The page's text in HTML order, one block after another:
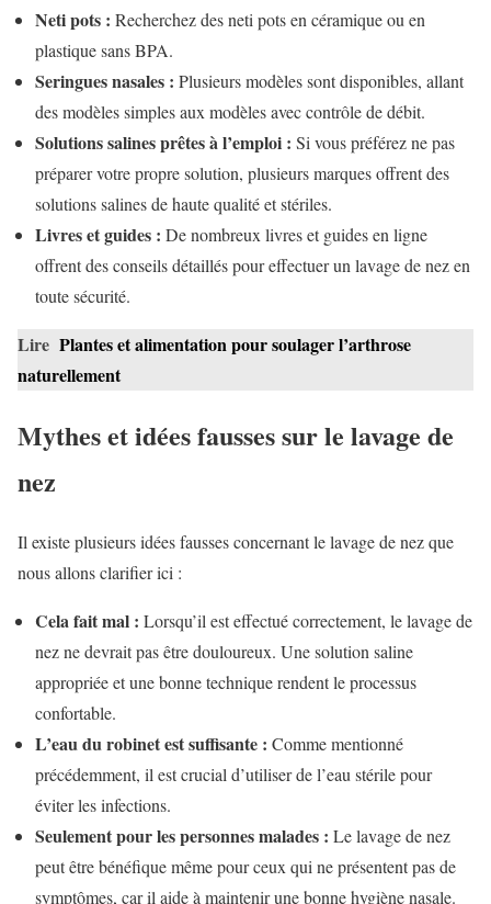
Neti pots : Recherchez des neti pots en céramique ou en
plastique sans BPA.
Seringues nasales : Plusieurs modèles sont disponibles, allant
des modèles simples aux modèles avec contrôle de débit.
Solutions salines prêtes à l’emploi : Si vous préférez ne pas
préparer votre propre solution, plusieurs marques offrent des
solutions salines de haute qualité et stériles.
Livres et guides : De nombreux livres et guides en ligne
offrent des conseils détaillés pour effectuer un lavage de nez en
toute sécurité.
Lire Plantes et alimentation pour soulager l’arthrose
naturellement
Mythes et idées fausses sur le lavage de
nez
Il existe plusieurs idées fausses concernant le lavage de nez que
nous allons clarifier ici :
Cela fait mal : Lorsqu’il est effectué correctement, le lavage de
nez ne devrait pas être douloureux. Une solution saline
appropriée et une bonne technique rendent le processus
confortable.
L’eau du robinet est suffisante : Comme mentionné
précédemment, il est crucial d’utiliser de l’eau stérile pour
éviter les infections.
Seulement pour les personnes malades : Le lavage de nez
peut être bénéfique même pour ceux qui ne présentent pas de
symptômes, car il aide à maintenir une bonne hygiène nasale.